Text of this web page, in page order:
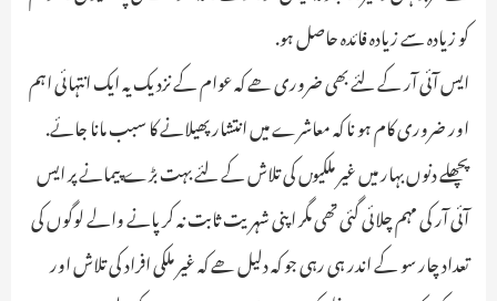
کو زیادہ سے زیادہ فائدہ حاصل ہو.
ایس آئی آر کے لئے بھی ضروری ھے کہ عوام کے نزدیک یہ ایک انتہائی اہم
اور ضروری کام ہو نا کہ معاشرے میں انتشار پھیلانے کا سبب مانا جائے.
پچھلے دنوں بہار میں غیر ملکیو‍ں کی تلاش کے لئے بہت بڑے پیمانے پر ایس
آئی آر کی مہم چلائی گئی تھی مگر اپنی شہریت ثابت نہ کر پانے والے لوگوں کی
تعداد چار سو کے اندر ہی رہی جو کہ دلیل ھے کہ غیر ملکی افراد کی تلاش اور